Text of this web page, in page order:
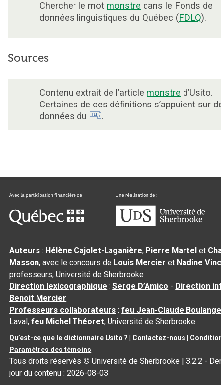
Chercher le mot monstre dans le Fonds de
données linguistiques du Québec (FDLQ).
Sources
Contenu extrait de l’article monstre d’Usito.
Certaines de ces définitions s’appuient sur
données du
.
Auteurs : Hélène Cajolet-Laganière, Pierre Martel et
Masson, avec le concours de Louis Mercier et Nadine
professeurs, Université de Sherbrooke
Direction lexicographique :Serge D’Amico - Direction
Benoit Mercier
Professeurs collaborateurs :feu Jean-Claude
Laval,feu Michel Théoret, Université de Sherbrooke
Qu’est-ce que le dictionnaire Usito ? Contactez-nous
Paramètres des témoins
Tous droits réservés © Université de Sherbrooke |3.2.2 -
jour du contenu :2026-08-03